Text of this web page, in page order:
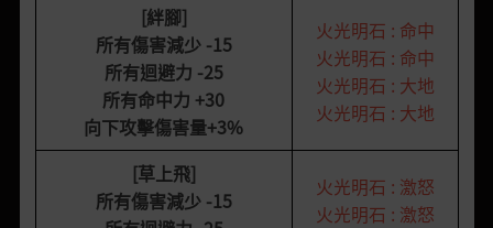
[絆腳]
所有傷害減少-15
所有迴避力 -25
所有命中力 +30
向下攻擊傷害量+3%
火光明石 : 命中
火光明石 : 命中
火光明石 : 大地
火光明石 : 大地
[草上飛]
所有傷害減少-15
火光明石 : 激怒
火光明石 : 激怒